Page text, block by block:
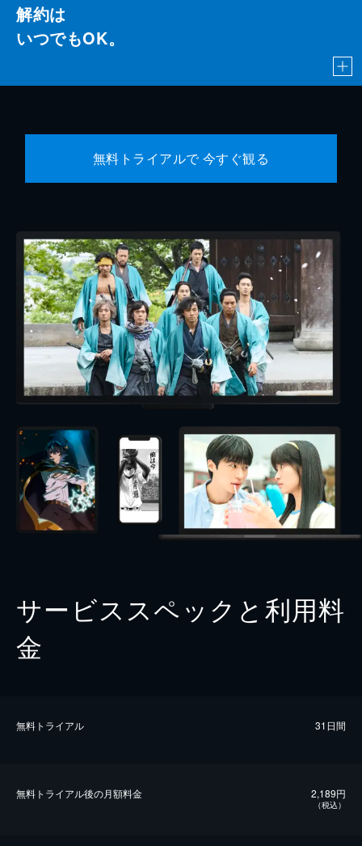
解約は
いつでもOK。
無料トライアルで 今すぐ観る
サービススペックと利用料
金
無料トライアル 31日間
無料トライアル後の⽉額料金 2,189円
（税込）